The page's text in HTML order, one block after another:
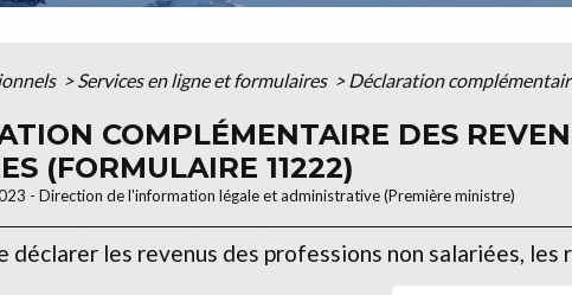
> Services en ligne et formulaires > Déclaration
COMPLÉMENTAIRE DES
(FORMULAIRE 11222)
- Direction de l'information légale et administrative (Première ministre)
déclarer les revenus des professions non salariées,